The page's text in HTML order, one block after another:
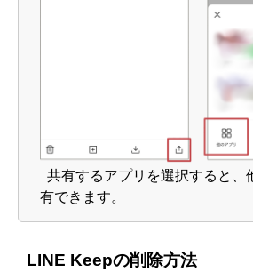
共有するアプリを選択すると、
有できます。
LINE Keepの削除方法